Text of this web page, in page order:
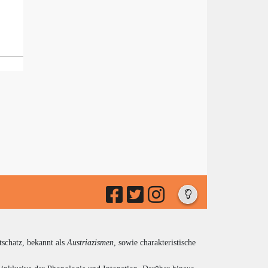
bekannt als Austriazismen , sowie charakteristische